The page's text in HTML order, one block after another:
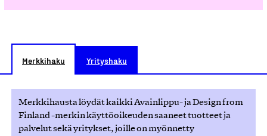
Merkkihaku Yrityshaku
Merkkihausta löydät kaikki Avainlippu- ja Design from
Finland -merkin käyttöoikeuden saaneet tuotteet ja
palvelut sekä yritykset, joille on myönnetty